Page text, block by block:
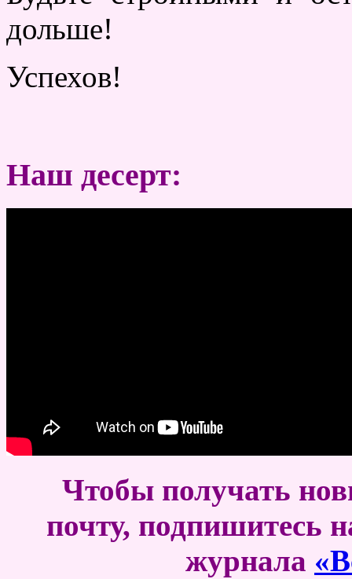
дольше!
Успехов!
Наш десерт:
Чтобы получать
почту, подпишитесь
журнала